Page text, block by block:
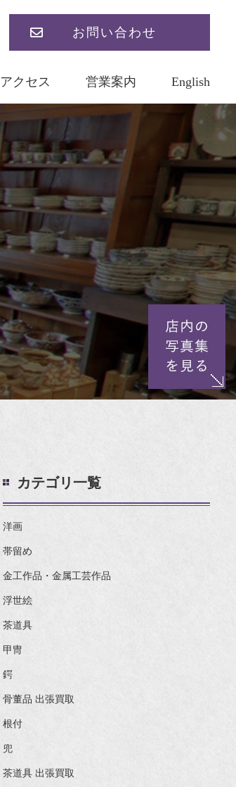
お問い合わせ
アクセス 営業案内 English
カテゴリ一覧
洋画
帯留め
金工作品・金属工芸作品
浮世絵
茶道具
甲冑
鍔
骨董品 出張買取
根付
兜
茶道具 出張買取